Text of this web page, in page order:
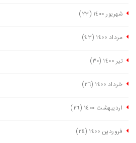
شهریور ١٤٠٠ (٢٣)
مرداد ١٤٠٠ (٤٣)
تیر ١٤٠٠ (٣٠)
خرداد ١٤٠٠ (٢٦)
اردیبهشت ١٤٠٠ (٢٦)
فروردین ١٤٠٠ (٢٤)